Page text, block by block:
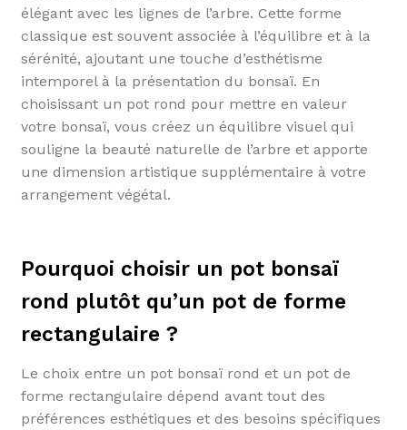
élégant avec les lignes de l’arbre. Cette forme
classique est souvent associée à l’équilibre et à la
sérénité, ajoutant une touche d’esthétisme
intemporel à la présentation du bonsaï. En
choisissant un pot rond pour mettre en valeur
votre bonsaï, vous créez un équilibre visuel qui
souligne la beauté naturelle de l’arbre et apporte
une dimension artistique supplémentaire à votre
arrangement végétal.
Pourquoi choisir un pot bonsaï
rond plutôt qu’un pot de forme
rectangulaire ?
Le choix entre un pot bonsaï rond et un pot de
forme rectangulaire dépend avant tout des
préférences esthétiques et des besoins spécifiques